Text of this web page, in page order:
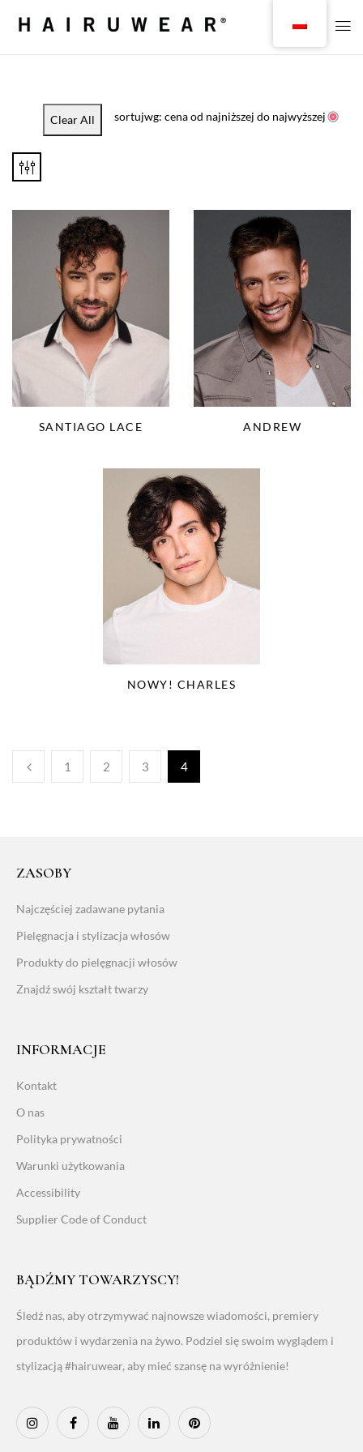
Clear All sortujwg: cena od najniższej do najwyższej
SANTIAGO LACE ANDREW
NOWY! CHARLES
1 2 3 4
ZASOBY
Najczęściej zadawane pytania
Pielęgnacja i stylizacja włosów
Produkty do pielęgnacji włosów
Znajdź swój kształt twarzy
INFORMACJE
Kontakt
O nas
Polityka prywatności
Warunki użytkowania
Accessibility
Supplier Code of Conduct
BĄDŹMY TOWARZYSCY!
Śledź nas, aby otrzymywać najnowsze wiadomości, premiery
produktów i wydarzenia na żywo. Podziel się swoim wyglądem i
stylizacją #hairuwear, aby mieć szansę na wyróżnienie!